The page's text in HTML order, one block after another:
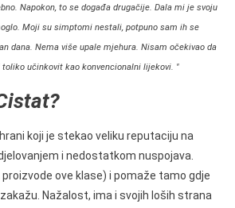
Napokon, to se događa drugačije. Dala mi je svoju
Moji su simptomi nestali, potpuno sam ih se
dana. Nema više upale mjehura. Nisam očekivao da
učinkovit kao konvencionalni lijekovi. "
koji je stekao veliku reputaciju na
i nedostatkom nuspojava.
ove klase) i pomaže tamo gdje
Nažalost, ima i svojih loših strana